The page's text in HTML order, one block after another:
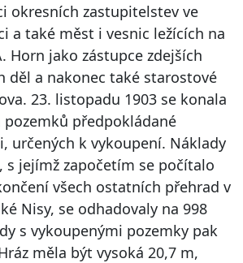
okresních zastupitelstev ve
a také měst i vesnic ležících na
Horn jako zástupce zdejších
děl a nakonec také starostové
23. listopadu 1903 se konala
předpokládané
určených k vykoupení. Náklady
s jejímž započetím se počítalo
všech ostatních přehrad v
Nisy, se odhadovaly na 998
s vykoupenými pozemky pak
měla být vysoká 20,7 m,